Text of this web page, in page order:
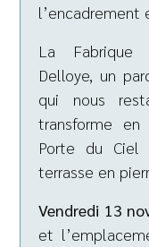
l’encadrement
La Fabrique
Delloye, un
qui nous
transforme
Porte du
terrasse en
Vendredi 13
et